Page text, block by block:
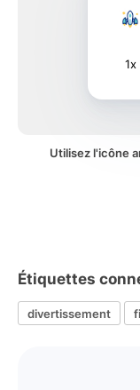
1x
Utilisez l'icône
Étiquettes
divertissement